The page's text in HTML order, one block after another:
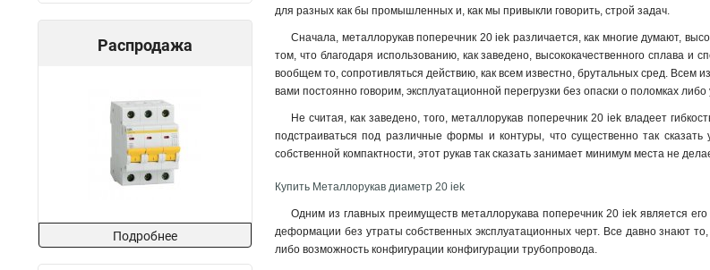
Распродажа
Подробнее
для разных как бы промышленных и, как мы привыкли говорить, строй задач.
Сначала, металлорукав поперечник 20 iek различается, как многие думают,
том, что благодаря использованию, как заведено, высококачественного сплава и
вообщем то, сопротивляться действию, как всем известно, брутальных сред. Всем
вами постоянно говорим, эксплуатационной перегрузки без опаски о поломках либо
Не считая, как заведено, того, металлорукав поперечник 20 iek владеет
подстраиваться под различные формы и контуры, что существенно так
собственной компактности, этот рукав так сказать занимает минимум места не
Купить Металлорукав диаметр 20 iek
Одним из главных преимуществ металлорукава поперечник 20 iek является
деформации без утраты собственных эксплуатационных черт. Все давно знают
либо возможность конфигурации конфигурации трубопровода.